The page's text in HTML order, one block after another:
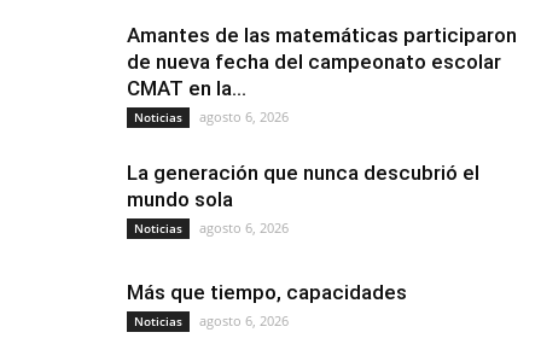
Amantes de las matemáticas participaron
de nueva fecha del campeonato escolar
CMAT en la...
Noticias agosto 6, 2026
La generación que nunca descubrió el
mundo sola
Noticias agosto 6, 2026
Más que tiempo, capacidades
Noticias agosto 6, 2026